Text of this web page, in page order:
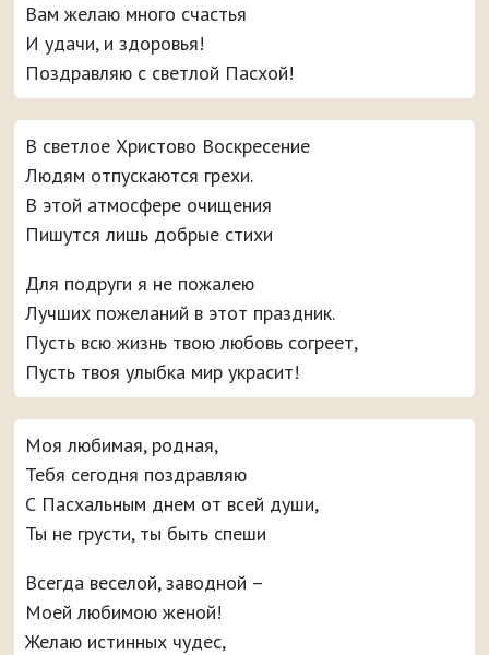
Вам желаю много счастья
И удачи, и здоровья!
Поздравляю с светлой Пасхой!
В светлое Христово Воскресение
Людям отпускаются грехи.
В этой атмосфере очищения
Пишутся лишь добрые стихи
Для подруги я не пожалею
Лучших пожеланий в этот праздник.
Пусть всю жизнь твою любовь согреет,
Пусть твоя улыбка мир украсит!
Моя любимая, родная,
Тебя сегодня поздравляю
С Пасхальным днем от всей души,
Ты не грусти, ты быть спеши
Всегда веселой, заводной –
Моей любимою женой!
Желаю истинных чудес,